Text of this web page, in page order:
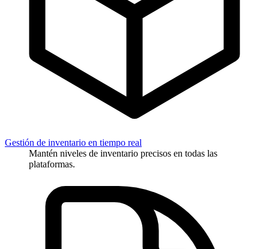
Gestión de inventario en tiempo real
Mantén niveles de inventario precisos en todas las
plataformas.